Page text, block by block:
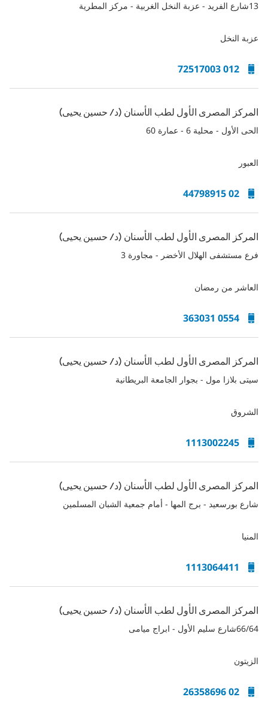
13شارع الفريد - عزبة النخل الغربية - مركز المطرية
عزبة النخل
012 72517003
المركز المصرى الأول لطب الأسنان (د/ حسين يحيى)
الحى الأول - محلية 6 - عمارة 60
العبور
02 44798915
المركز المصرى الأول لطب الأسنان (د/ حسين يحيى)
فرع مستشفى الهلال الأخضر - مجاورة 3
العاشر من رمضان
0554 363031
المركز المصرى الأول لطب الأسنان (د/ حسين يحيى)
سيتى بلازا مول - بجوار الجامعة البريطانية
الشروق
1113002245
المركز المصرى الأول لطب الأسنان (د/ حسين يحيى)
شارع بورسعيد - برج المها - أمام جمعية الشبان المسلمين
المنيا
1113064411
المركز المصرى الأول لطب الأسنان (د/ حسين يحيى)
66/64شارع سليم الأول - ابراج ميامى
الزيتون
02 26358696